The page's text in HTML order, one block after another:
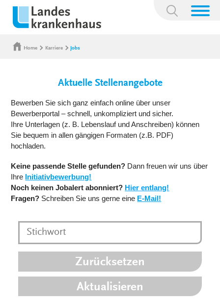
Suchbegriff:
Home Karriere Jobs
Aktuelle Stellenangebote
Bewerben Sie sich ganz einfach online über unser
Bewerberportal – schnell, unkompliziert und sicher.
Ihre Unterlagen (z. B. Lebenslauf und Anschreiben) können
Sie bequem in allen gängigen Formaten (z.B. PDF)
hochladen.
Keine passende Stelle gefunden? Dann freuen wir uns über
Ihre Initiativbewerbung!
Noch keinen Jobalert abonniert? Hier entlang!
Fragen? Schreiben Sie uns gerne eine E-Mail!
Zurücksetzen
Aktualisieren